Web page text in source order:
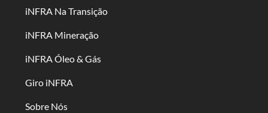
iNFRA Na Transição
iNFRA Mineração
iNFRA Óleo & Gás
Giro iNFRA
Sobre Nós